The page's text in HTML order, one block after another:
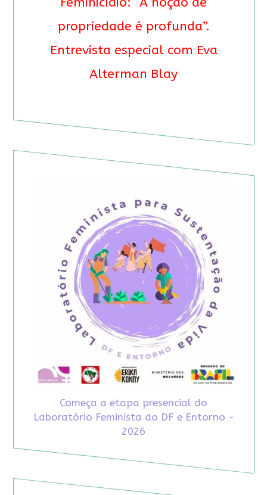
propriedade é profunda”.
Entrevista especial com Eva
Alterman Blay
Começa a etapa presencial do
Laboratório Feminista do DF e Entorno -
2026